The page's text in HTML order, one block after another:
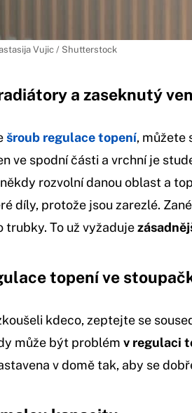
Vujic / Shutterstock
a zaseknutý
šroub regulace topení, můžete
ve spodní části a vrchní je
někdy rozvolní danou oblast a
díly, protože jsou zarezlé.
trubky. To už vyžaduje
topení ve
kdeco, zeptejte se
může být problém v regulaci
v domě tak, aby se